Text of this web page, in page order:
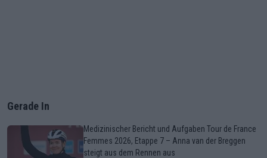
Gerade In
Medizinischer Bericht und Aufgaben Tour de France
Femmes 2026, Etappe 7 – Anna van der Breggen
steigt aus dem Rennen aus